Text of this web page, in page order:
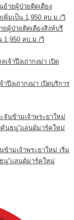
ผู้ป่วยติดเตียงสิงห์บุรี
1,950 ลบ.ม./วิ
ปึงเถ่ากงม่า เปิดบริการ
ามเจ้าพระยาใหม่ เริ่ม
นู”แลนด์มาร์คใหม่